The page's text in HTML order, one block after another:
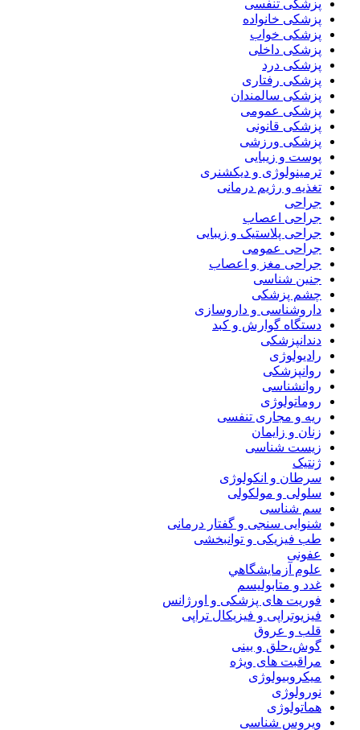
پزشکی تنفسی
پزشکی خانواده
پزشکی خواب
پزشکی داخلی
پزشکی درد
پزشکی رفتاری
پزشکی سالمندان
پزشکی عمومی
پزشکی قانونی
پزشکی ورزشی
پوست و زیبایی
ترمینولوژی و دیکشنری
تغذیه و رژیم درمانی
جراحی
جراحی اعصاب
جراحی پلاستیک و زیبایی
جراحی عمومی
جراحی مغز و اعصاب
جنین شناسی
چشم پزشکی
داروشناسی و داروسازی
دستگاه گوارش و کبد
دندانپزشکی
رادیولوژی
روانپزشکی
روانشناسی
روماتولوژی
ریه و مجاری تنفسی
زنان و زایمان
زیست شناسی
ژنتیک
سرطان و انکولوژی
سلولی و مولکولی
سم شناسی
شنوایی سنجی و گفتار درمانی
طب فیزیکی و توانبخشی
عفونی
علوم آزمايشگاهي
غدد و متابولیسم
فوریت های پزشکی و اورژانس
فیزیوتراپی و فیزیکال تراپی
قلب و عروق
گوش،حلق و بینی
مراقبت های ویژه
میکروبیولوژی
نورولوژی
هماتولوژی
ویروس شناسی